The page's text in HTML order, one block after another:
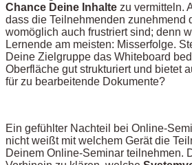
Chance Deine Inhalte zu vermitteln.
dass die Teilnehmenden zunehmend
womöglich auch frustriert sind; denn
Lernende am meisten: Misserfolge.
Deine Zielgruppe das Whiteboard
Oberfläche gut strukturiert und bietet
für zu bearbeitende Dokumente?
Ein gefühlter Nachteil bei Online-
nicht weißt mit welchem Gerät die
Deinem Online-Seminar teilnehmen.